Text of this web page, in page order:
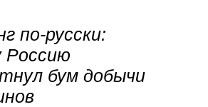
по-русски:
Россию
бум добычи